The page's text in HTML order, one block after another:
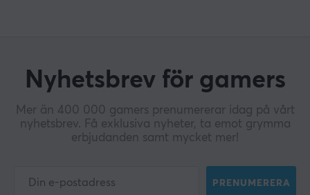
Nyhetsbrev för gamers
Mer än 400 000 gamers prenumererar idag på vårt
nyhetsbrev. Få exklusiva nyheter, ta emot grymma
erbjudanden samt mycket mer!
PRENUMERERA